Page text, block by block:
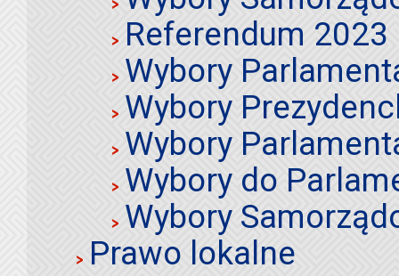
Referendum 2023
Wybory
Wybory
Wybory
Wybory do
Wybory
Prawo lokalne